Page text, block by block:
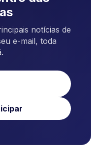
notícias de
e-mail, toda